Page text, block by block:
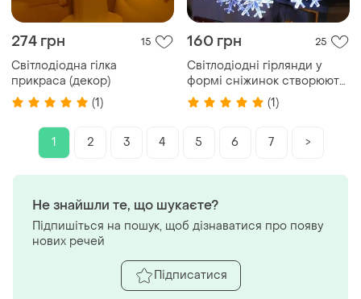
274 грн 15
Світлодіодна гілка
прикраса (декор)
(1)
160 грн 25
Світлодіодні гірлянди у
формі сніжинок створюють
атмосферу зимової казки.
(1)
1 2 3 4 5 6 7 >
Не знайшли те, що шукаєте?
Підпишіться на пошук, щоб дізнаватися про появу
нових речей
Підписатися